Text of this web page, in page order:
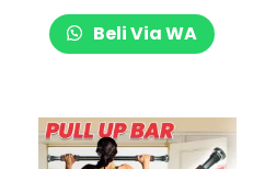
Beli Via WA